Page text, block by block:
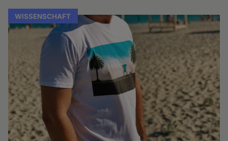
WISSENSCHAFT